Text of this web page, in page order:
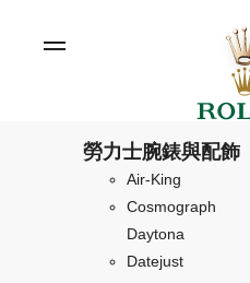
勞力士腕錶與配飾
Air-King
Cosmograph
Daytona
Datejust